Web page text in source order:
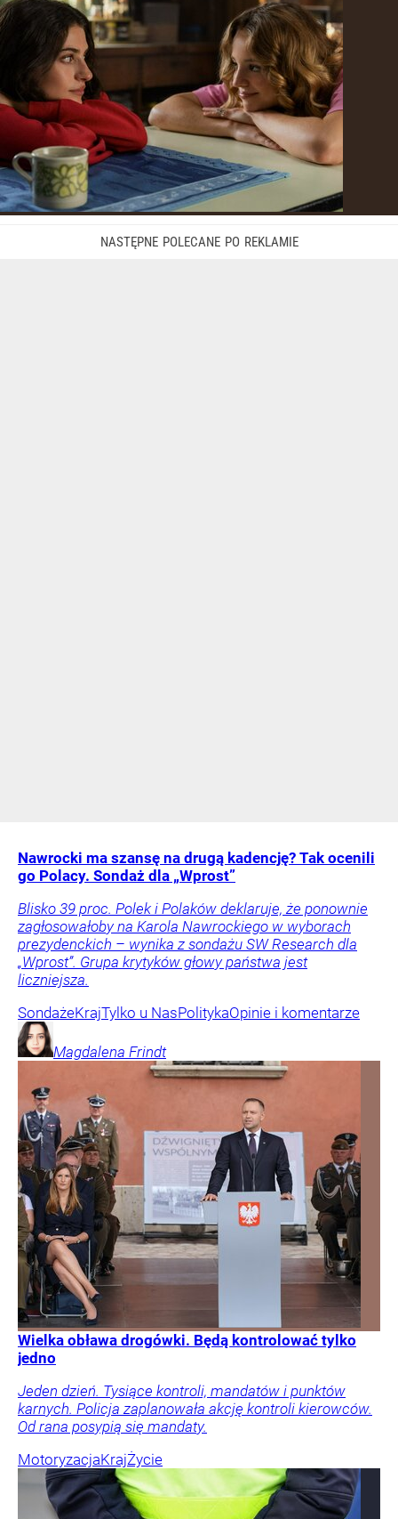
Nawrocki ma szansę na drugą kadencję? Tak ocenili
go Polacy. Sondaż dla „Wprost”
Blisko 39 proc. Polek i Polaków deklaruje, że ponownie
zagłosowałoby na Karola Nawrockiego w wyborach
prezydenckich – wynika z sondażu SW Research dla
„Wprost”. Grupa krytyków głowy państwa jest
liczniejsza.
SondażeKrajTylko u NasPolitykaOpinie i komentarze
Magdalena Frindt
Wielka obława drogówki. Będą kontrolować tylko
jedno
Jeden dzień. Tysiące kontroli, mandatów i punktów
karnych. Policja zaplanowała akcję kontroli kierowców.
Od rana posypią się mandaty.
MotoryzacjaKrajŻycie